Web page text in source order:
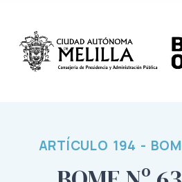
ARTÍCULO 194 -